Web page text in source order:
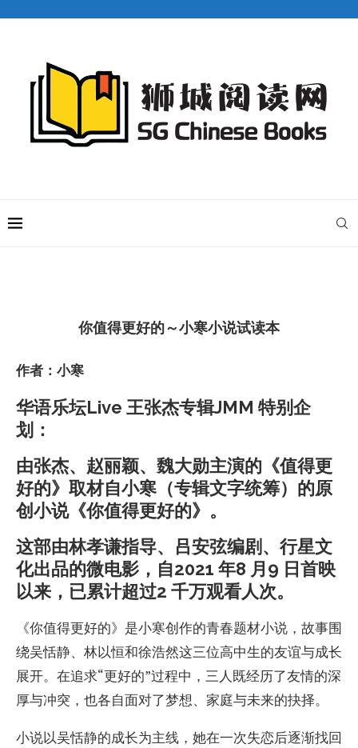
你值得更好的～小寒小说试读本
作者：小寒
华语乐坛Live 王张杰专辑JMM 特别企
划：
由张杰、赵丽颖、魏大勋主演的《值得更
好的》取材自小寒（专辑文字统筹）的原
创小说《你值得更好的》。
这部由林孝谦指导、吕安弦编剧、行星文
化出品的微电影，自2021 年8 月9 日首映
以来，已累计超过2 千万观看人次。
《你值得更好的》是小寒创作的青春题材小说，故事围
绕吴恬静、林以恒和徐浩然这三位高中生的友谊与成长
展开。在追求“更好的”过程中，三人既经历了友情的深
厚与冲突，也各自面对了梦想、家庭与未来的抉择。
小说以吴恬静的成长为主线，她在一次失恋后逐渐找回